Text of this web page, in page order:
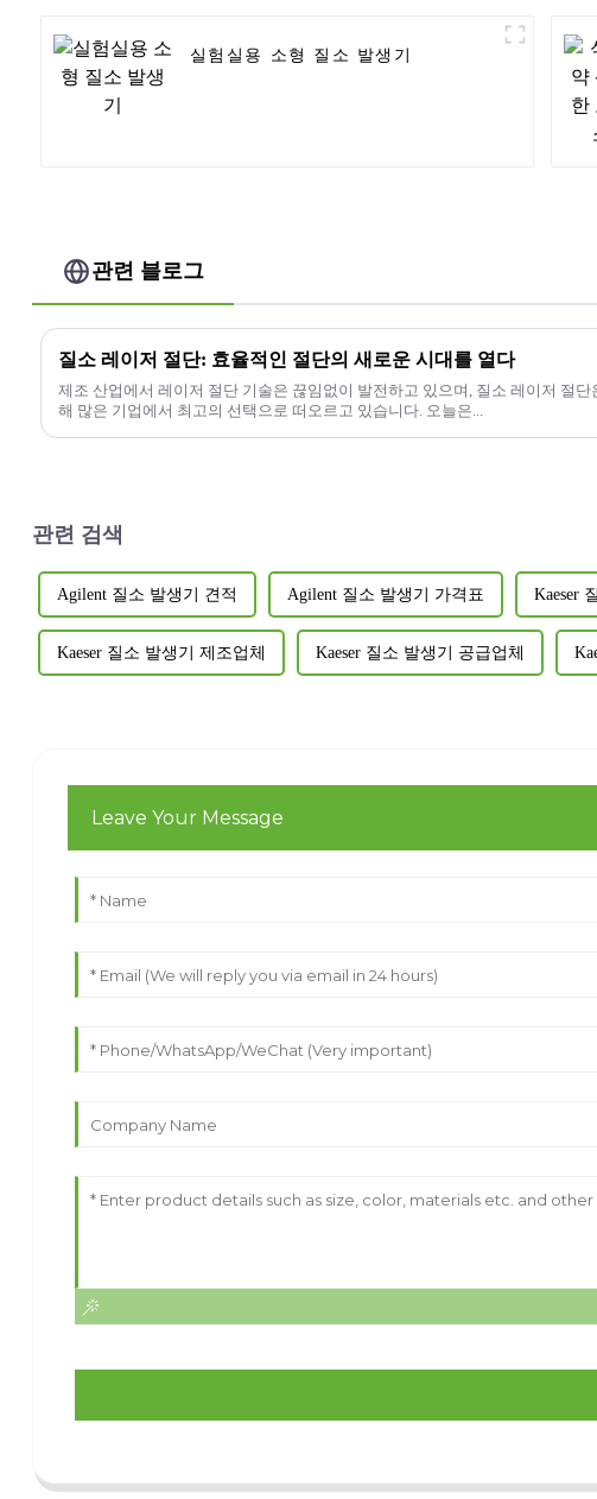
실험실용 소형 질소 발생기
관련 블로그
질소 레이저 절단: 효율적인 절단의 새로운 시대를 열다
제조 산업에서 레이저 절단 기술은 끊임없이 발전하고 있으며, 질소 레이저 절단
해 많은 기업에서 최고의 선택으로 떠오르고 있습니다. 오늘은...
관련 검색
Agilent 질소 발생기 견적 Agilent 질소 발생기 가격표 Kaeser
Kaeser 질소 발생기 제조업체 Kaeser 질소 발생기 공급업체
Leave Your Message